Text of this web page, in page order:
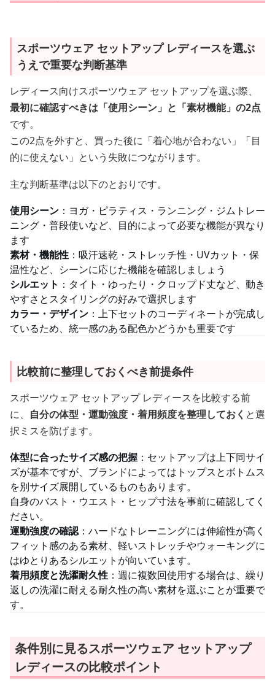
スポーツウェア セットアップ レディースを選ぶ
うえで重要な判断基準
レディース向けスポーツウェア セットアップを選ぶ際、
最初に確認すべきは「使用シーン」と「素材機能」の2点
です。
この2点を外すと、買った後に「着心地が合わない」「目
的に使えない」という失敗につながります。
主な判断基準は以下のとおりです。
使用シーン ：ヨガ・ピラティス・ランニング・ジムトレー
ニング・普段使いなど、目的によって必要な機能が異なり
ます
素材・機能性 ：吸汗速乾・ストレッチ性・UVカット・保
温性など、シーンに応じた機能を確認しましょう
シルエット ：タイト・ゆったり・クロップド丈など、動き
やすさとスタイリングの好みで選択します
カラー・デザイン ：上下セットのコーディネートが完成し
ているため、統一感のある配色かどうかも重要です
比較前に整理しておくべき前提条件
スポーツウェア セットアップ レディースを比較する前
に、 自分の体型・運動強度・着用頻度を整理しておく と選
択ミスを防げます。
体型に合ったサイズ感の把握 ：セットアップは上下同サイ
ズが基本ですが、ブランドによってはトップスとボトムス
を別サイズ展開しているものもあります。
自身のバスト・ウエスト・ヒップ寸法を事前に確認してく
ださい。
運動強度の確認：ハードなトレーニングには伸縮性が高く
フィット感のある素材、軽いストレッチやウォーキングに
はゆとりあるシルエットが向いています。
着用頻度と洗濯耐久性 ：週に複数回使用する場合は、繰り
返しの洗濯に耐える耐久性の高い素材を選ぶことが重要で
す。
条件別に見るスポーツウェア セットアップ
レディースの比較ポイント